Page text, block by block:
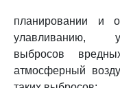
планировании и
улавливанию,
выбросов
атмосферный